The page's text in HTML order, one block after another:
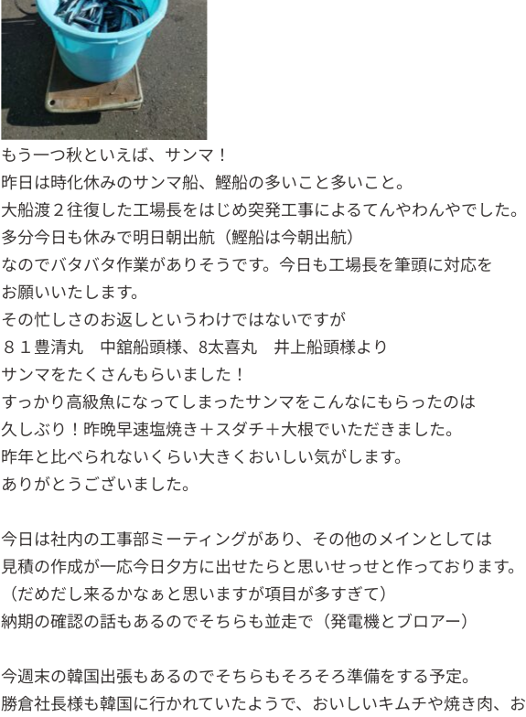
もう一つ秋といえば、サンマ！
昨日は時化休みのサンマ船、鰹船の多いこと多いこと。
大船渡２往復した工場長をはじめ突発工事によるてんやわんやでした
多分今日も休みで明日朝出航（鰹船は今朝出航）
なのでバタバタ作業がありそうです。今日も工場長を筆頭に対応を
お願いいたします。
その忙しさのお返しというわけではないですが
８１豊清丸 中舘船頭様、8太喜丸 井上船頭様より
サンマをたくさんもらいました！
すっかり高級魚になってしまったサンマをこんなにもらったのは
久しぶり！昨晩早速塩焼き＋スダチ＋大根でいただきました。
昨年と比べられないくらい大きくおいしい気がします。
ありがとうございました。
今日は社内の工事部ミーティングがあり、その他のメインとしては
見積の作成が一応今日夕方に出せたらと思いせっせと作っております。
（だめだし来るかなぁと思いますが項目が多すぎて）
納期の確認の話もあるのでそちらも並走で（発電機とブロアー）
今週末の韓国出張もあるのでそちらもそろそろ準備をする予定。
勝倉社長様も韓国に行かれていたようで、おいしいキムチや焼き肉、